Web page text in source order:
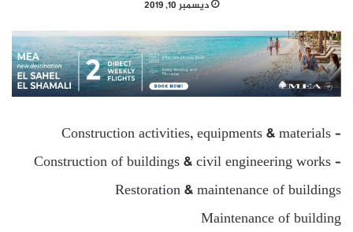
ديسمبر 10, 2019
Construction activities, equipments & materials –
Construction of buildings & civil engineering works –
Restoration & maintenance of buildings
Maintenance of building